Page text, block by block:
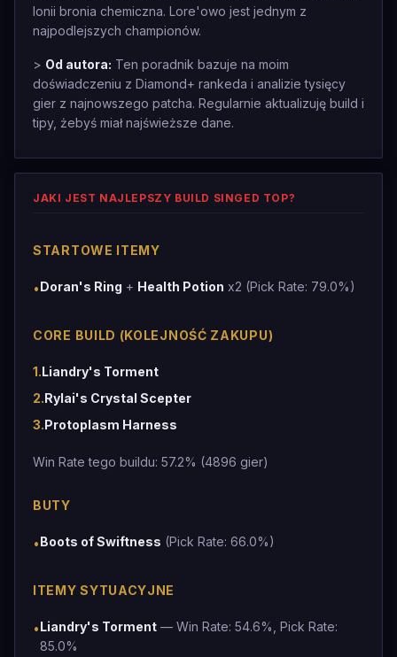
Ionii bronia chemiczna. Lore'owo jest jednym z
najpodlejszych championów.
> Od autora: Ten poradnik bazuje na moim
doświadczeniu z Diamond+ rankeda i analizie tysięcy
gier z najnowszego patcha. Regularnie aktualizuję build i
tipy, żebyś miał najświeższe dane.
JAKI JEST NAJLEPSZY BUILD SINGED TOP?
STARTOWE ITEMY
•Doran's Ring + Health Potion x2 (Pick Rate: 79.0%)
CORE BUILD (KOLEJNOŚĆ ZAKUPU)
1.Liandry's Torment
2.Rylai's Crystal Scepter
3.Protoplasm Harness
Win Rate tego buildu: 57.2% (4896 gier)
BUTY
•Boots of Swiftness (Pick Rate: 66.0%)
ITEMY SYTUACYJNE
•Liandry's Torment — Win Rate: 54.6%, Pick Rate:
85.0%